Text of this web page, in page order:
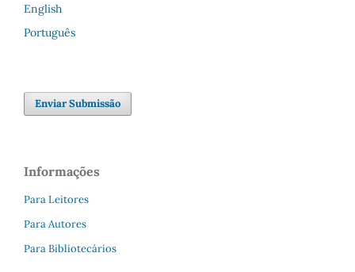
English
Português
Enviar Submissão
Informações
Para Leitores
Para Autores
Para Bibliotecários